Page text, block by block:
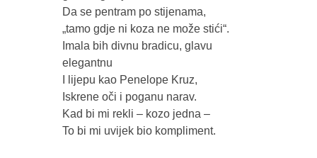
Da se pentram po stijenama,
„tamo gdje ni koza ne može stići“.
Imala bih divnu bradicu, glavu
elegantnu
I lijepu kao Penelope Kruz,
Iskrene oči i poganu narav.
Kad bi mi rekli – kozo jedna –
To bi mi uvijek bio kompliment.